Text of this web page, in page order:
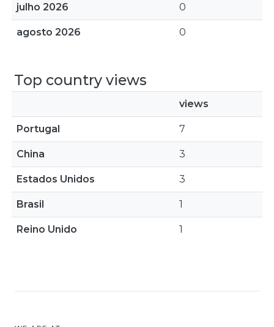
julho 2026 0
agosto 2026 0
Top country views
views
Portugal 7
China 3
Estados Unidos 3
Brasil 1
Reino Unido 1